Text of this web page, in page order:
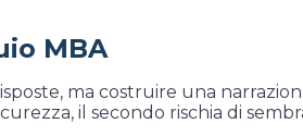
MBA
ma costruire una
il secondo rischia di